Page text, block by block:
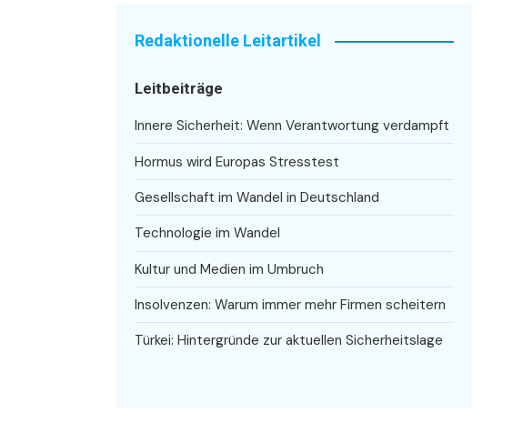
Redaktionelle Leitartikel
Leitbeiträge
Innere Sicherheit: Wenn Verantwortung verdampft
Hormus wird Europas Stresstest
Gesellschaft im Wandel in Deutschland
Technologie im Wandel
Kultur und Medien im Umbruch
Insolvenzen: Warum immer mehr Firmen scheitern
Türkei: Hintergründe zur aktuellen Sicherheitslage